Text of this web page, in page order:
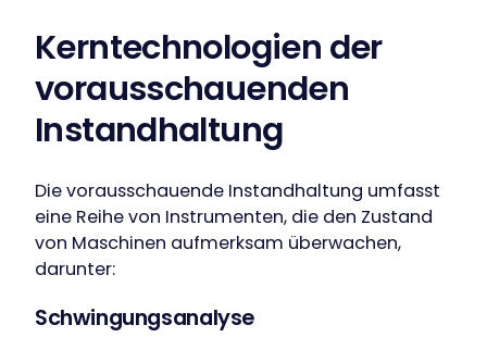
Kerntechnologien der
vorausschauenden
Instandhaltung
Die vorausschauende Instandhaltung umfasst
eine Reihe von Instrumenten, die den Zustand
von Maschinen aufmerksam überwachen,
darunter:
Schwingungsanalyse